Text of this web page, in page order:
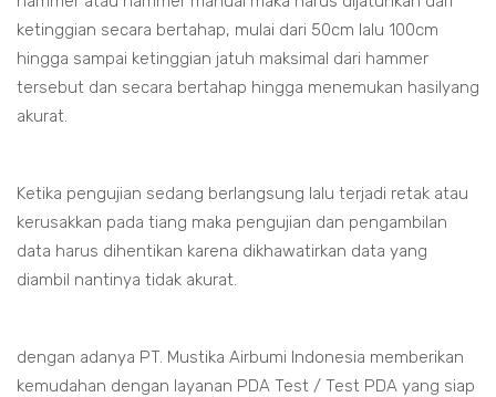
ketinggian secara bertahap, mulai dari 50cm lalu 100cm
hingga sampai ketinggian jatuh maksimal dari hammer
tersebut dan secara bertahap hingga menemukan hasilyang
akurat.
Ketika pengujian sedang berlangsung lalu terjadi retak atau
kerusakkan pada tiang maka pengujian dan pengambilan
data harus dihentikan karena dikhawatirkan data yang
diambil nantinya tidak akurat.
dengan adanya PT. Mustika Airbumi Indonesia memberikan
kemudahan dengan layanan PDA Test / Test PDA yang siap